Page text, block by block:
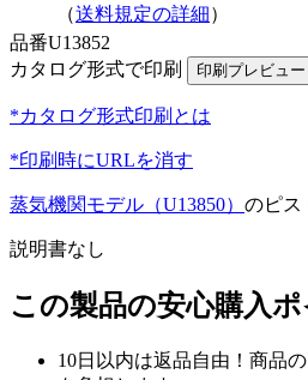
（送料規定の詳細）
品番U13852
カタログ形式で印刷
*カタログ形式印刷とは
*印刷時にURLを消す
蒸気機関モデル（U13850） のピス
説明書なし
この製品の安心購入ポ
10日以内は返品自由！商品